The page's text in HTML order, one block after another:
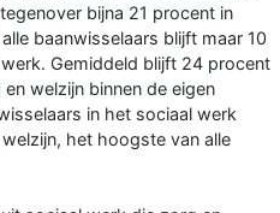
bijna 21 procent in
baanwisselaars blijft maar 10
Gemiddeld blijft 24 procent
welzijn binnen de eigen
in het sociaal werk
het hoogste van alle